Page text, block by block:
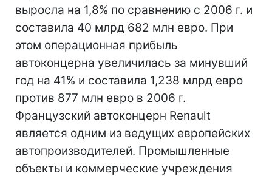
выросла на 1,8% по сравнению с 2006 г. и
составила 40 млрд 682 млн евро. При
этом операционная прибыль
автоконцерна увеличилась за минувший
год на 41% и составила 1,238 млрд евро
против 877 млн евро в 2006 г.
Французский автоконцерн Renault
является одним из ведущих европейских
автопроизводителей. Промышленные
объекты и коммерческие учреждения